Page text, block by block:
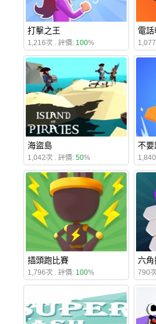
打擊之王
1,216次 . 評價: 100%
電
海盜島
1,042次 . 評價: 50%
不要
插頭跑比賽
1,796次 . 評價: 100%
六角
790